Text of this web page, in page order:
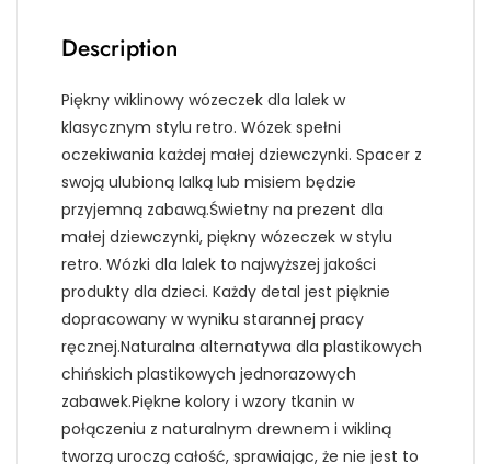
Description
Piękny wiklinowy wózeczek dla lalek w
klasycznym stylu retro. Wózek spełni
oczekiwania każdej małej dziewczynki. Spacer z
swoją ulubioną lalką lub misiem będzie
przyjemną zabawą.Świetny na prezent dla
małej dziewczynki, piękny wózeczek w stylu
retro. Wózki dla lalek to najwyższej jakości
produkty dla dzieci. Każdy detal jest pięknie
dopracowany w wyniku starannej pracy
ręcznej.Naturalna alternatywa dla plastikowych
chińskich plastikowych jednorazowych
zabawek.Piękne kolory i wzory tkanin w
połączeniu z naturalnym drewnem i wikliną
tworzą uroczą całość, sprawiając, że nie jest to